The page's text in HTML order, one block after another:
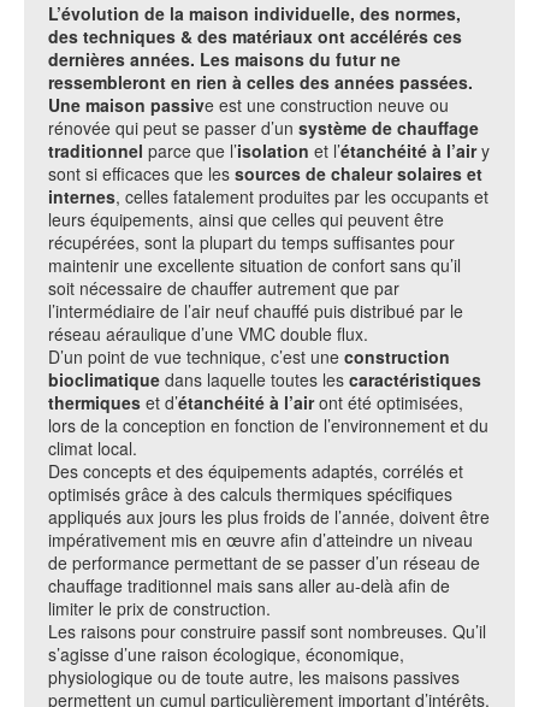
L’évolution de la maison individuelle, des normes,
des techniques & des matériaux ont accélérés ces
dernières années. Les maisons du futur ne
ressembleront en rien à celles des années passées.
Une maison passive est une construction neuve ou
rénovée qui peut se passer d’un système de chauffage
traditionnel parce que l’isolation et l’étanchéité à l’airy
sont si efficaces que les sources de chaleur solaires et
internes, celles fatalement produites par les occupants et
leurs équipements, ainsi que celles qui peuvent être
récupérées, sont la plupart du temps suffisantes pour
maintenir une excellente situation de confort sans qu’il
soit nécessaire de chauffer autrement que par
l’intermédiaire de l’air neuf chauffé puis distribué par le
réseau aéraulique d’une VMC double flux.
D’un point de vue technique, c’est une construction
bioclimatique dans laquelle toutes les caractéristiques
thermiques et d’étanchéité à l’airont été optimisées,
lors de la conception en fonction de l’environnement et du
climat local.
Des concepts et des équipements adaptés, corrélés et
optimisés grâce à des calculs thermiques spécifiques
appliqués aux jours les plus froids de l’année, doivent être
impérativement mis en œuvre afin d’atteindre un niveau
de performance permettant de se passer d’un réseau de
chauffage traditionnel mais sans aller au-delà afin de
limiter le prix de construction.
Les raisons pour construire passif sont nombreuses. Qu’il
s’agisse d’une raison écologique, économique,
physiologique ou de toute autre, les maisons passives
permettent un cumul particulièrement important d’intérêts,